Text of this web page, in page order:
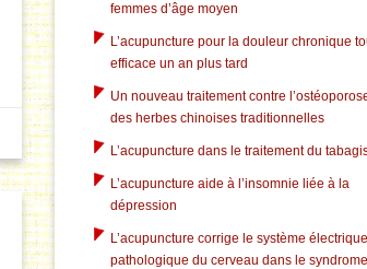
femmes d’âge moyen
L’acupuncture pour la douleur chronique
efficace un an plus tard
Un nouveau traitement contre
des herbes chinoises traditionnelles
L’acupuncture dans le traitement du
L’acupuncture aide à l’insomnie liée à la
dépression
L’acupuncture corrige le système électrique
pathologique du cerveau dans le